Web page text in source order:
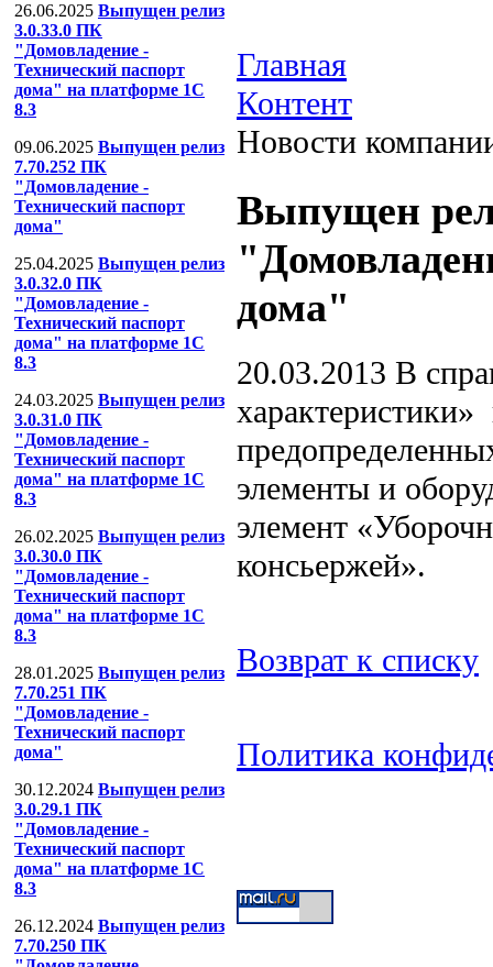
26.06.2025 Выпущен релиз
3.0.33.0 ПК
"Домовладение -
Технический паспорт
дома" на платформе 1С
8.3
09.06.2025 Выпущен релиз
7.70.252 ПК
"Домовладение -
Технический паспорт
дома"
25.04.2025 Выпущен релиз
3.0.32.0 ПК
"Домовладение -
Технический паспорт
дома" на платформе 1С
8.3
24.03.2025 Выпущен релиз
3.0.31.0 ПК
"Домовладение -
Технический паспорт
дома" на платформе 1С
8.3
26.02.2025 Выпущен релиз
3.0.30.0 ПК
"Домовладение -
Технический паспорт
дома" на платформе 1С
8.3
28.01.2025 Выпущен релиз
7.70.251 ПК
"Домовладение -
Технический паспорт
дома"
30.12.2024 Выпущен релиз
3.0.29.1 ПК
"Домовладение -
Технический паспорт
дома" на платформе 1С
8.3
26.12.2024 Выпущен релиз
7.70.250 ПК
Главная
Контент
Новости
Выпущен
дома"
20.03.2013 В
характеристики»
элементы и
элемент
консьержей».
Возврат к списку
Политика